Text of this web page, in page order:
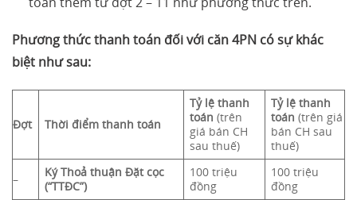
Phương thức thanh toán đối với căn 4PN có sự khác
biệt như sau:
Đợt Thời điểm thanh toán
Tỷ lệ thanh
toán (trên
giá bán CH
sau thuế)
Tỷ lệ thanh
toán (trên giá
bán CH sau
thuế)
–
Ký Thoả thuận Đặt cọc
(“TTĐC”)
100 triệu
đồng
100 triệu
đồng